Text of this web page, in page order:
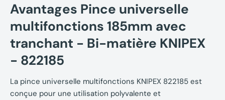
Avantages Pince universelle
multifonctions 185mm avec
tranchant - Bi-matière KNIPEX
- 822185
La pince universelle multifonctions KNIPEX 822185 est
conçue pour une utilisation polyvalente et